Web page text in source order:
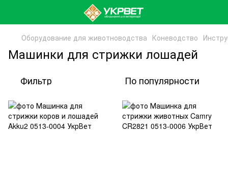
Оборудование для животноводства Коневодство
Машинки для стрижки лошадей
Фильтр По популярности